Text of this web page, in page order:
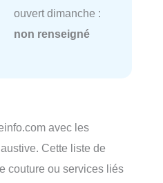
ouvert dimanche :
non renseigné
avec les
Cette liste de
couture ou services liés